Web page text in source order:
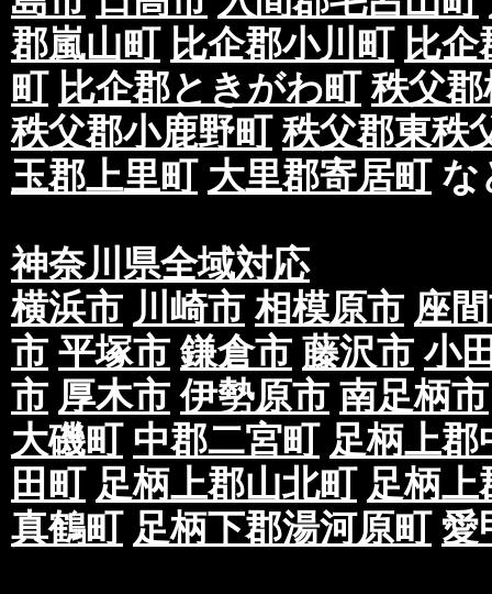
郡嵐山町 比企郡小川町 比
町 比企郡ときがわ町 秩父
秩父郡小鹿野町 秩父郡東秩
玉郡上里町 大里郡寄居町な
神奈川県全域対応
横浜市 川崎市 相模原市 座
市 平塚市 鎌倉市 藤沢市 小
市 厚木市 伊勢原市 南足柄市
大磯町 中郡二宮町 足柄上郡
田町 足柄上郡山北町 足柄上
真鶴町 足柄下郡湯河原町 愛